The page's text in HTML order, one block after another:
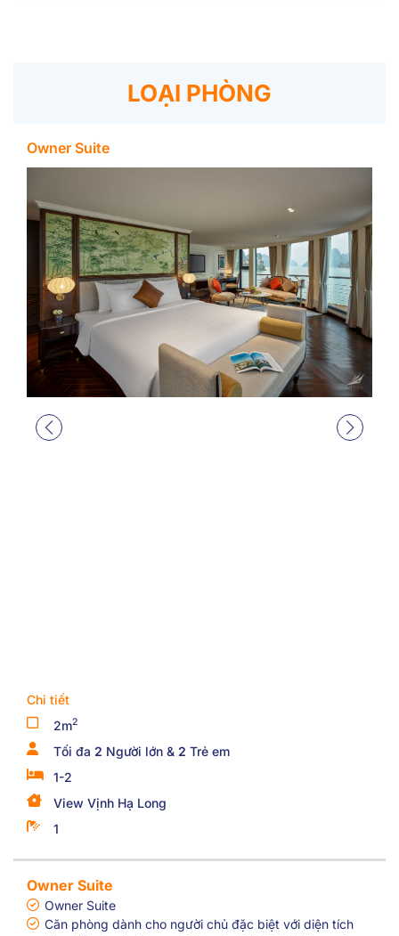
LOẠI PHÒNG
Owner Suite
Chi tiết
2m2
Tối đa 2 Người lớn & 2 Trẻ em
1-2
View Vịnh Hạ Long
1
Owner Suite
Owner Suite
Căn phòng dành cho người chủ đặc biệt với diện tích